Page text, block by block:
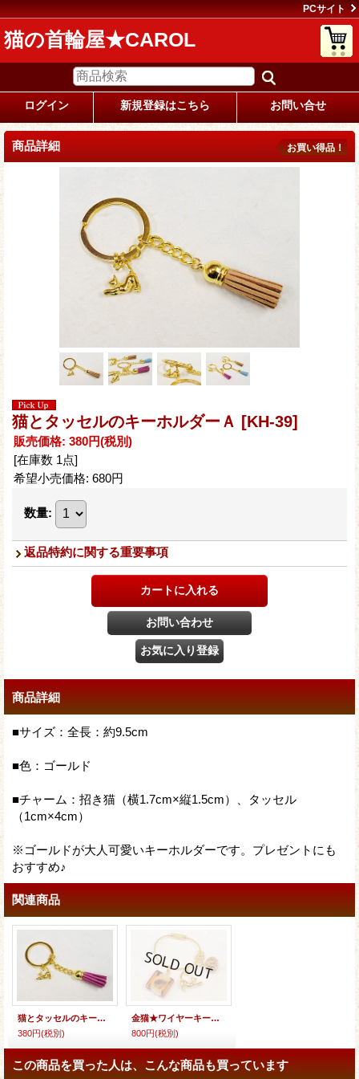
PCサイト
猫の首輪屋★CAROL
ログイン 新規登録はこちら お問い合せ
商品詳細 お買い得品！
猫とタッセルのキーホルダーＡ [KH-39]
販売価格: 380円(税別)
[在庫数 1点]
希望小売価格: 680円
数量:
返品特約に関する重要事項
商品詳細
■サイズ：全長：約9.5cm
■色：ゴールド
■チャーム：招き猫（横1.7cm×縦1.5cm）、タッセル
（1cm×4cm）
※ゴールドが大人可愛いキーホルダーです。プレゼントにも
おすすめ♪
関連商品
猫とタッセルのキーホルダーＡ
380円(税別)
金猫★ワイヤーキーホルダー
800円(税別)
この商品を買った人は、こんな商品も買っています